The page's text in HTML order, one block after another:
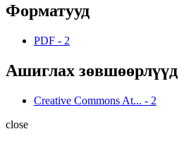
Форматууд
PDF - 2
Ашиглах зөвшөөрлүүд
Creative Commons At... - 2
close